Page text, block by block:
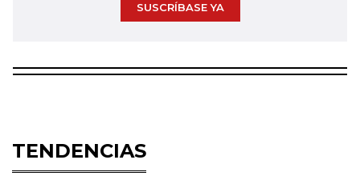
SUSCRÍBASE YA
TENDENCIAS